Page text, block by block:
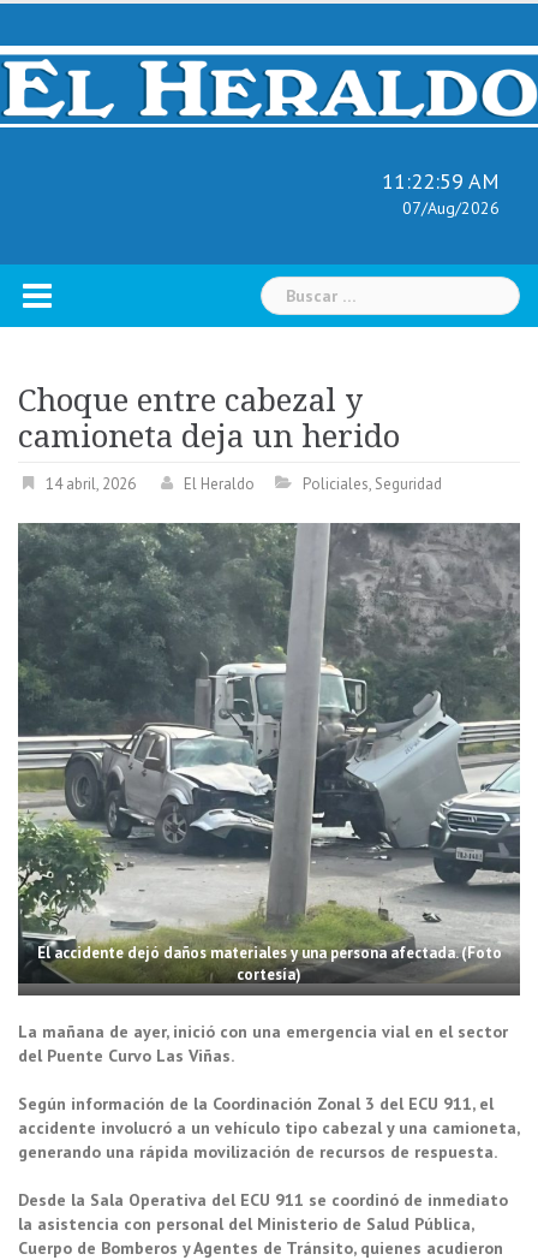
Skip
content
11:23:00 AM
07/Aug/2026
Buscar:
Choque entre cabezal y
camioneta deja un herido
14 abril, 2026 El Heraldo Policiales, Seguridad
El accidente dejó daños materiales y una persona afectada. (Foto
cortesía)
La mañana de ayer, inició con una emergencia vial en el sector
del Puente Curvo Las Viñas.
Según información de la Coordinación Zonal 3 del ECU 911, el
accidente involucró a un vehículo tipo cabezal y una camioneta,
generando una rápida movilización de recursos de respuesta.
Desde la Sala Operativa del ECU 911 se coordinó de inmediato
la asistencia con personal del Ministerio de Salud Pública,
Cuerpo de Bomberos y Agentes de Tránsito, quienes acudieron